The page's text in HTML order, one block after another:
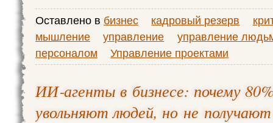
Оставлено в бизнес кадровый резерв
мышление
управление
управление
персоналом
Управление проектами
ИИ‑агенты в бизнесе: почему
увольняют людей, но не